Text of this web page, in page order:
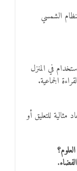
الشمسي
في المنزل
الجماعية.
للتعليق أو
.